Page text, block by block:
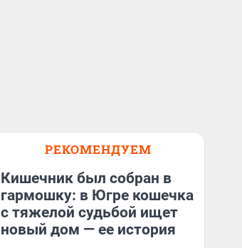
РЕКОМЕНДУЕМ
Кишечник был собран в
гармошку: в Югре кошечка
с тяжелой судьбой ищет
новый дом — ее история